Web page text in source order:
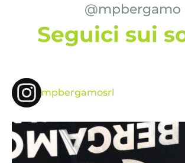
@mpbergamo
Seguici sui
mpbergamosrl